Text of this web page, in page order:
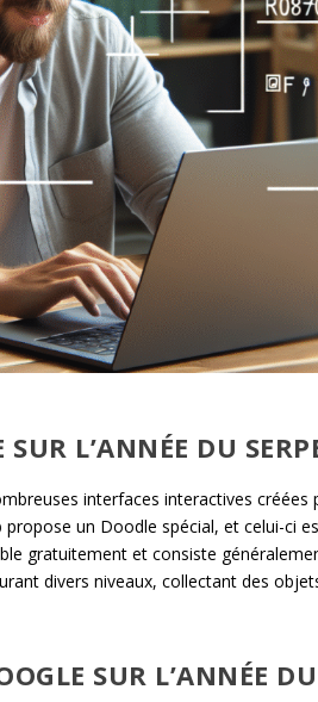
SUR L’ANNÉE DU
interfaces interactives
un Doodle spécial, et celui-ci
gratuitement et consiste
divers niveaux, collectant des
SUR L’ANNÉE